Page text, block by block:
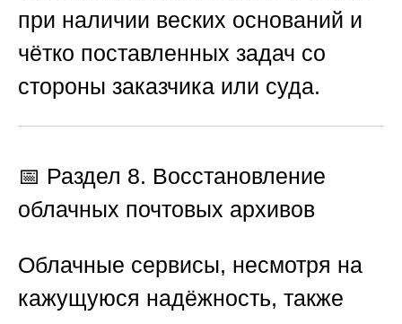
при наличии веских оснований и
чётко поставленных задач со
стороны заказчика или суда.
📅 Раздел 8. Восстановление
облачных почтовых архивов
Облачные сервисы, несмотря на
кажущуюся надёжность, также